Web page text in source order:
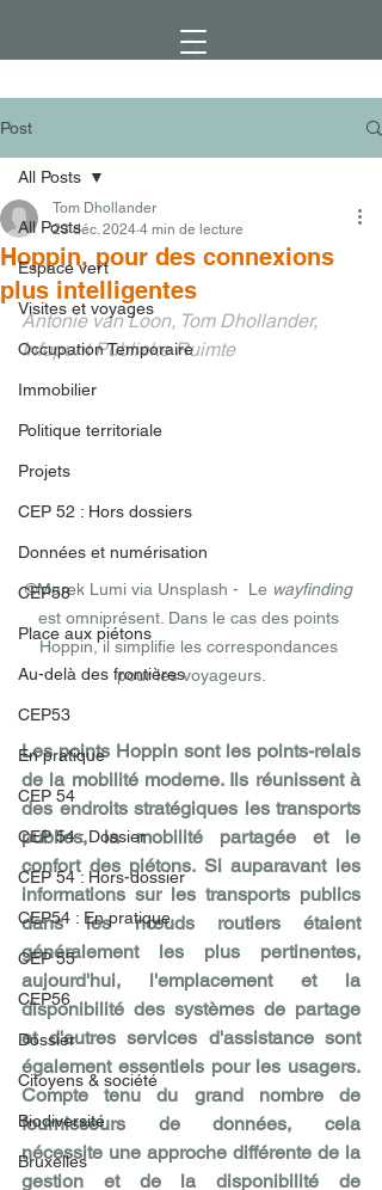
Post
All Posts
Espace vert
Visites et voyages
Occupation Temporaire
Immobilier
Politique territoriale
Projets
CEP 52 : Hors dossiers
Données et numérisation
CEP58
Place aux piétons
Au-delà des frontières
CEP53
En pratique
CEP 54
CEP 54 : Dossier
CEP 54 : Hors-dossier
CEP54 : En pratique
CEP 55
CEP56
Dossier
Citoyens & société
Biodiversité
Bruxelles
All Posts
Hoppin, pour des connexions
plus intelligentes
Tom Dhollander
23 déc. 2024 4 min de lecture
Antonie van Loon, Tom Dhollander,
Infopunt Publieke Ruimte
©Marek Lumi via Unsplash -  Le wayfinding
est omniprésent. Dans le cas des points
Hoppin, il simplifie les correspondances
pour les voyageurs.
Les points Hoppin sont les points-relais
de la mobilité moderne. Ils réunissent à
des endroits stratégiques les transports
publics, la mobilité partagée et le
confort des piétons. Si auparavant les
informations sur les transports publics
dans les nœuds routiers étaient
généralement les plus pertinentes,
aujourd'hui, l'emplacement et la
disponibilité des systèmes de partage
et d'autres services d'assistance sont
également essentiels pour les usagers.
Compte tenu du grand nombre de
fournisseurs de données, cela
nécessite une approche différente de la
gestion et de la disponibilité de